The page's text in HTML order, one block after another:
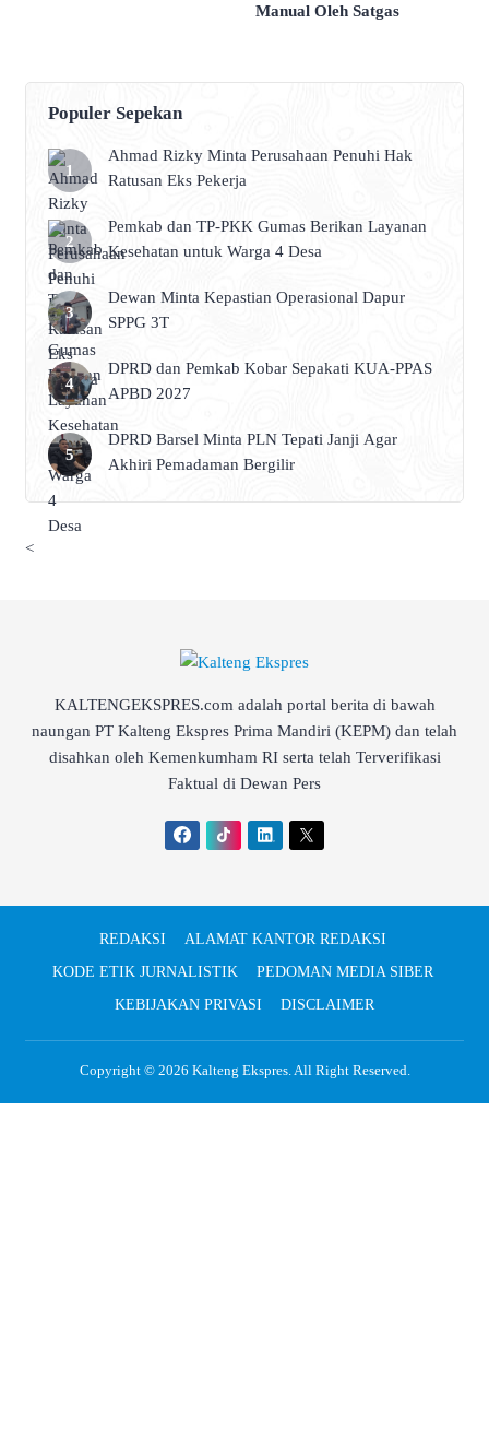
Manual Oleh Satgas
Populer Sepekan
Ahmad Rizky Minta Perusahaan Penuhi Hak
Ratusan Eks Pekerja
Pemkab dan TP-PKK Gumas Berikan Layanan
Kesehatan untuk Warga 4 Desa
Dewan Minta Kepastian Operasional Dapur
SPPG 3T
DPRD dan Pemkab Kobar Sepakati KUA-PPAS
APBD 2027
DPRD Barsel Minta PLN Tepati Janji Agar
Akhiri Pemadaman Bergilir
<
KALTENGEKSPRES.com adalah portal berita di bawah
naungan PT Kalteng Ekspres Prima Mandiri (KEPM) dan telah
disahkan oleh Kemenkumham RI serta telah Terverifikasi
Faktual di Dewan Pers
REDAKSI
ALAMAT KANTOR REDAKSI
KODE ETIK JURNALISTIK
PEDOMAN MEDIA SIBER
KEBIJAKAN PRIVASI
DISCLAIMER
Copyright © 2026 Kalteng Ekspres. All Right Reserved.